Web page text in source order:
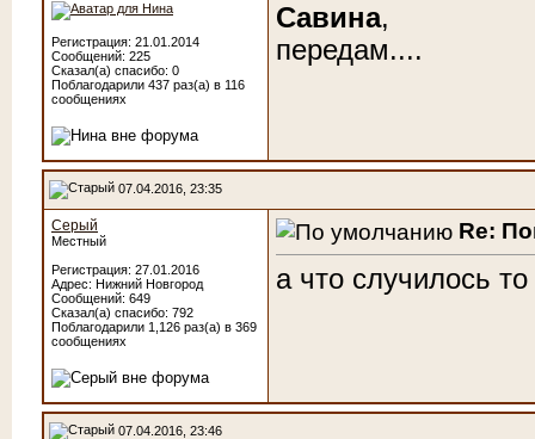
Регистрация: 21.01.2014
Сообщений: 225
Сказал(а) спасибо: 0
Поблагодарили 437 раз(а) в 116
сообщениях
Савина,
передам....
07.04.2016, 23:35
Серый
Местный
Регистрация: 27.01.2016
Адрес: Нижний Новгород
Сообщений: 649
Сказал(а) спасибо: 792
Поблагодарили 1,126 раз(а) в 369
сообщениях
Re:
а что случилось
07.04.2016, 23:46